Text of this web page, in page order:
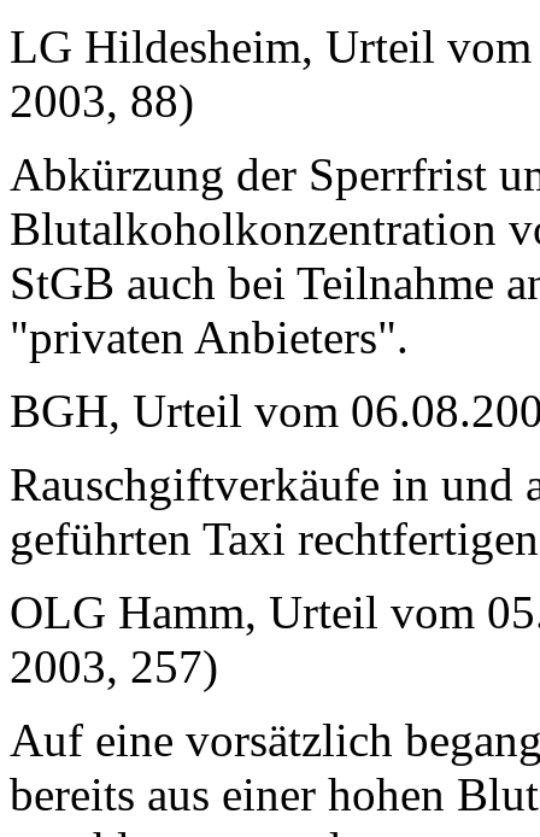
LG Hildesheim, Urteil
2003, 88)
Abkürzung der Sperrfrist
Blutalkoholkonzentration
StGB auch bei Teilnahme
"privaten Anbieters".
BGH, Urteil vom
Rauschgiftverkäufe in und
geführten Taxi
OLG Hamm, Urteil vom
2003, 257)
Auf eine vorsätzlich
bereits aus einer hohen